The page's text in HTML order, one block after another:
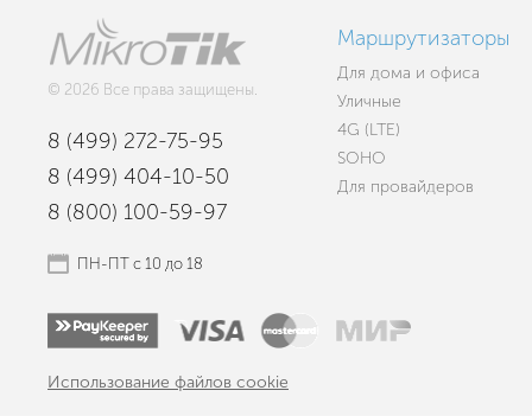
© 2026 Все права защищены.
8 (499) 272-75-95
8 (499) 404-10-50
8 (800) 100-59-97
ПН-ПТ с 10 до 18
Маршрутизаторы
Для дома и офиса
Уличные
4G (LTE)
SOHO
Для провайдеров
Использование файлов cookie